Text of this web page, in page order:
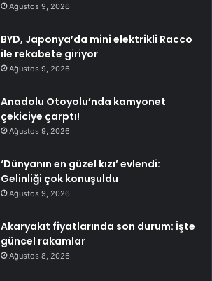
Ağustos 9, 2026
BYD, Japonya’da mini elektrikli Racco
ile rekabete giriyor
Ağustos 9, 2026
Anadolu Otoyolu’nda kamyonet
çekiciye çarptı!
Ağustos 9, 2026
‘Dünyanın en güzel kızı’ evlendi:
Gelinliği çok konuşuldu
Ağustos 9, 2026
Akaryakıt fiyatlarında son durum: İşte
güncel rakamlar
Ağustos 8, 2026